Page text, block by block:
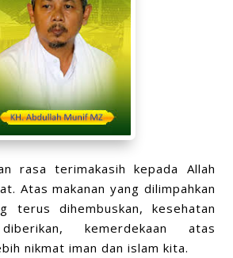
rasa terimakasih kepada Allah
Atas makanan yang dilimpahkan
terus dihembuskan, kesehatan
kemerdekaan atas
nikmat iman dan islam kita.